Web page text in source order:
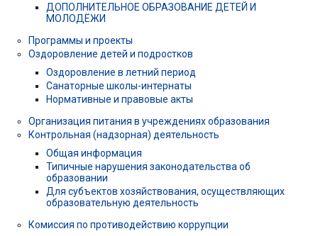
ДОПОЛНИТЕЛЬНОЕ ОБРАЗОВАНИЕ ДЕТЕЙ И
МОЛОДЁЖИ
Программы и проекты
Оздоровление детей и подростков
Оздоровление в летний период
Санаторные школы-интернаты
Нормативные и правовые акты
Организация питания в учреждениях образования
Контрольная (надзорная) деятельность
Общая информация
Типичные нарушения законодательства об
образовании
Для субъектов хозяйствования, осуществляющих
образовательную деятельность
Комиссия по противодействию коррупции